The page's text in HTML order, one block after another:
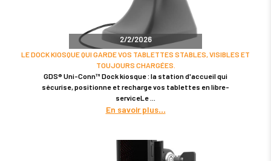
2/2/2026
LE DOCK KIOSQUE QUI GARDE VOS TABLETTES STABLES, VISIBLES ET
TOUJOURS CHARGÉES.
GDS® Uni-Conn™ Dock kiosque : la station d'accueil qui
sécurise, positionne et recharge vos tablettes en libre-
serviceLe
En savoir plus